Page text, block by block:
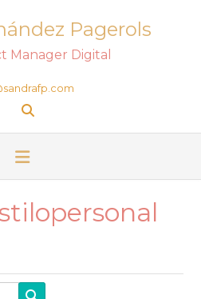
Pagerols
Manager Digital